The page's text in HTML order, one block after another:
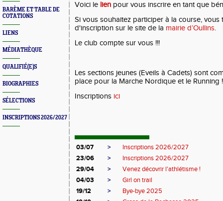
BARÈME ET TABLE DE
COTATIONS
LIENS
MÉDIATHÈQUE
QUALIFIÉ(E)S
BIOGRAPHIES
SÉLECTIONS
INSCRIPTIONS 2026/2027
Voici le lien pour vous inscrire en tant que
Si vous souhaitez participer à la course, vous
d'inscription sur le site de la mairie d’Oullins.
Le club compte sur vous !!!
Les sections jeunes (Eveils à Cadets) sont
place pour la Marche Nordique et le Running !
Inscriptions ici
03/07 >
Inscriptions 2026/2027
23/06
>
Inscriptions 2026/2027
29/04
>
Venez décovrir l'athlétisme !
04/03
>
Girl on trail
19/12
>
Bye-bye 2025